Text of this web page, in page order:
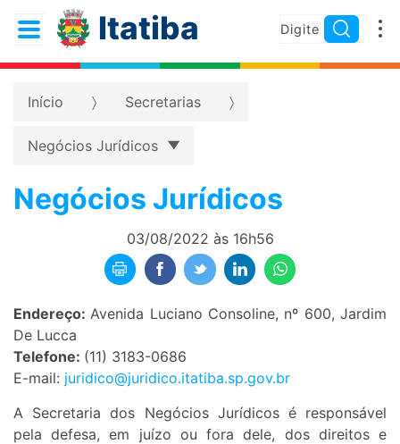
Itatiba
Início Secretarias
Negócios Jurídicos
Negócios Jurídicos
03/08/2022 às 16h56
Endereço: Avenida Luciano Consoline, nº 600, Jardim
De Lucca
Telefone: (11) 3183-0686
E-mail: juridico@juridico.itatiba.sp.gov.br
A Secretaria dos Negócios Jurídicos é responsável
pela defesa, em juízo ou fora dele, dos direitos e